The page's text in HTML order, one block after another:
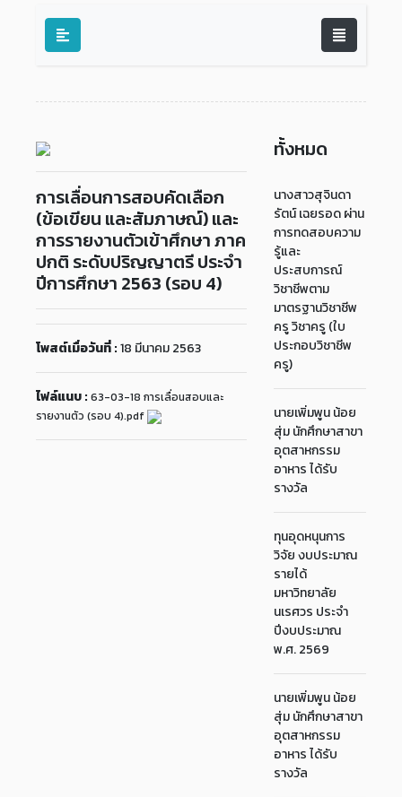
การเลื่อนการสอบคัดเลือก
(ข้อเขียน และสัมภาษณ์) และ
การรายงานตัวเข้าศึกษา ภาค
ปกติ ระดับปริญญาตรี ประจำ
ปีการศึกษา 2563 (รอบ 4)
โพสต์เมื่อวันที่ :18 มีนาคม 2563
ไฟล์แนบ : 63-03-18 การเลื่อนสอบและ
รายงานตัว (รอบ 4).pdf
ทั้งหมด
นางสาวสุจินดา
รัตน์ เฉยรอด ผ่าน
การทดสอบความ
รู้และ
ประสบการณ์
วิชาชีพตาม
มาตรฐานวิชาชีพ
ครู วิชาครู (ใบ
ประกอบวิชาชีพ
ครู)
นายเพิ่มพูน น้อย
สุ่ม นักศึกษาสาขา
อุตสาหกรรม
อาหาร ได้รับ
รางวัล
ทุนอุดหนุนการ
วิจัย งบประมาณ
รายได้
มหาวิทยาลัย
นเรศวร ประจำ
ปีงบประมาณ
พ.ศ. 2569
นายเพิ่มพูน น้อย
สุ่ม นักศึกษาสาขา
อุตสาหกรรม
อาหาร ได้รับ
รางวัล